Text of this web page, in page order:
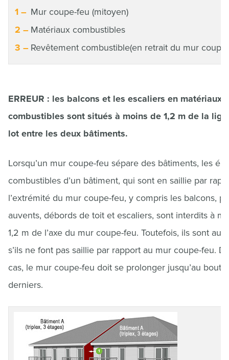
Mur coupe-feu (mitoyen)
Matériaux combustibles
Revêtement combustible(en retrait du mur
ERREUR : les balcons et les escaliers en matériaux
combustibles sont situés à moins de 1,2 m de la
lot entre les deux bâtiments.
Lorsqu’un mur coupe-feu sépare des bâtiments, les
combustibles d’un bâtiment, qui sont en saillie par
l’extrémité du mur coupe-feu, y compris les balcons,
auvents, débords de toit et escaliers, sont interdits à
1,2 m de l’axe du mur coupe-feu. Toutefois, ils sont
s’ils ne font pas saillie par rapport au mur coupe-feu.
cas, le mur coupe-feu doit se prolonger jusqu’au bout
derniers.